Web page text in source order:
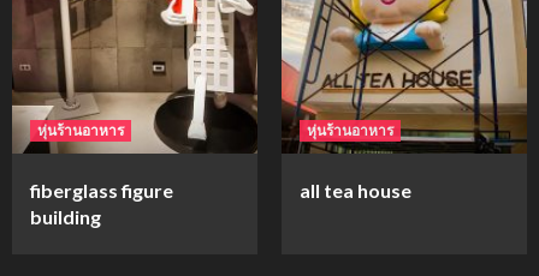
4
mockups
ม็อคอัพขวด bsab
5
ม็อคอัพน้ำมันวังว่าน
หุ่นร้านอาหาร
fiberglass figure
building
หุ่นร้านอาหาร
all tea house